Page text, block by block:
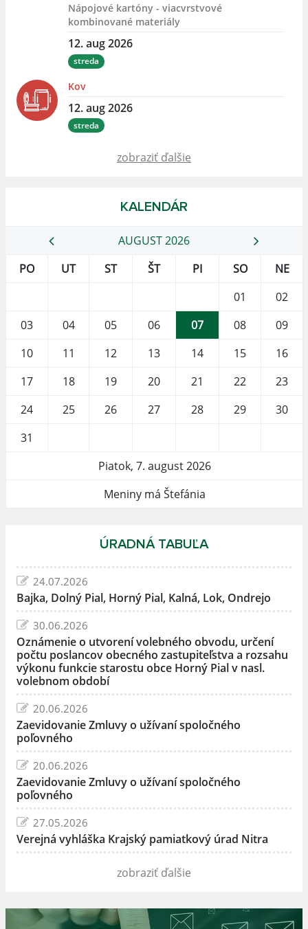
Nápojové kartóny - viacvrstvové
kombinované materiály
12. aug 2026
streda
Kov
12. aug 2026
streda
zobraziť ďalšie
KALENDÁR
AUGUST 2026
PO
UT ST ŠT PI SO
NE
01
02
03
04 05 06 07 08
09
10
11 12 13 14 15
16
17
18 19 20 21 22
23
24
25 26 27 28 29
30
31
Piatok, 7. august 2026
Meniny má Štefánia
ÚRADNÁ TABUĽA
24.07.2026
Bajka, Dolný Pial, Horný Pial, Kalná, Lok, Ondrejo
30.06.2026
Oznámenie o utvorení volebného obvodu, určení
počtu poslancov obecného zastupiteľstva a rozsahu
výkonu funkcie starostu obce Horný Pial v nasl.
volebnom období
20.06.2026
Zaevidovanie Zmluvy o užívaní spoločného
poľovného
20.06.2026
Zaevidovanie Zmluvy o užívaní spoločného
poľovného
27.05.2026
Verejná vyhláška Krajský pamiatkový úrad Nitra
zobraziť ďalšie